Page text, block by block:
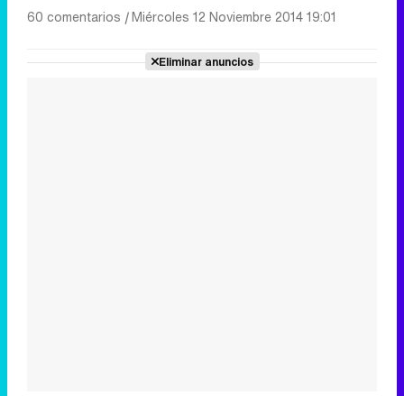
60 comentarios |Miércoles 12 Noviembre 2014 19:01
Eliminar anuncios